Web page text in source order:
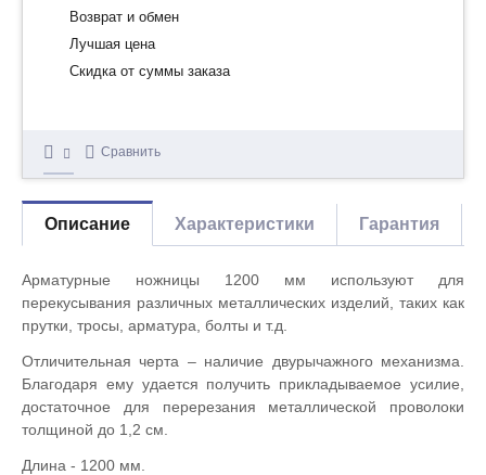
Возврат и обмен
Лучшая цена
Скидка от суммы заказа
Сравнить
Описание Характеристики Гарантия
Арматурные ножницы 1200 мм используют для
перекусывания различных металлических изделий, таких как
прутки, тросы, арматура, болты и т.д.
Отличительная черта – наличие двурычажного механизма.
Благодаря ему удается получить прикладываемое усилие,
достаточное для перерезания металлической проволоки
толщиной до 1,2 см.
Длина - 1200 мм.